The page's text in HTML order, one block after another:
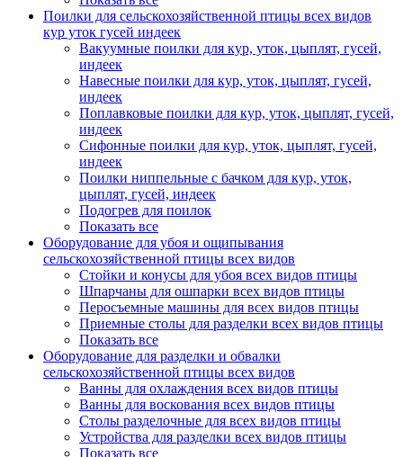
Поилки для сельскохозяйственной птицы всех видов
кур уток гусей индеек
Вакуумные поилки для кур, уток, цыплят, гусей,
индеек
Навесные поилки для кур, уток, цыплят, гусей,
индеек
Поплавковые поилки для кур, уток, цыплят, гусей,
индеек
Сифонные поилки для кур, уток, цыплят, гусей,
индеек
Поилки ниппельные с бачком для кур, уток,
цыплят, гусей, индеек
Подогрев для поилок
Показать все
Оборудование для убоя и ощипывания
сельскохозяйственной птицы всех видов
Стойки и конусы для убоя всех видов птицы
Шпарчаны для ошпарки всех видов птицы
Перосъемные машины для всех видов птицы
Приемные столы для разделки всех видов птицы
Показать все
Оборудование для разделки и обвалки
сельскохозяйственной птицы всех видов
Ванны для охлаждения всех видов птицы
Ванны для воскования всех видов птицы
Столы разделочные для всех видов птицы
Устройства для разделки всех видов птицы
Показать все